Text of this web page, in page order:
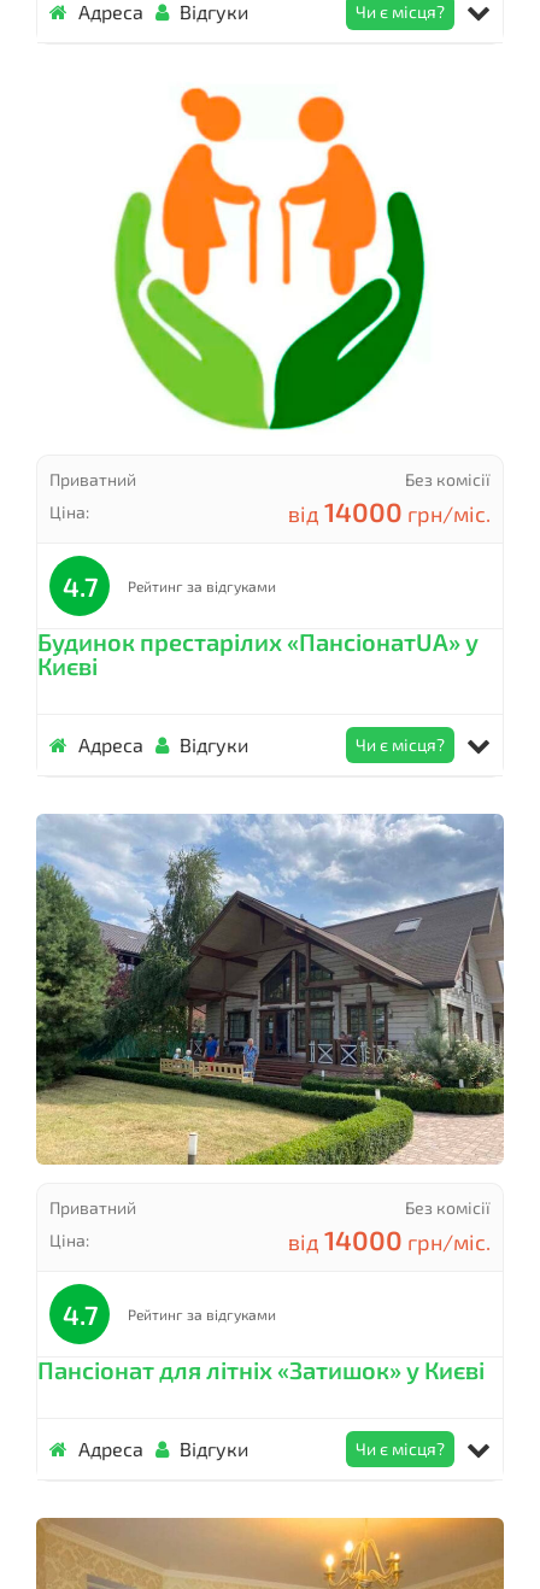
Адреса Відгуки Чи є місця?
Приватний
Без комісії
Ціна:
від 14000 грн/міс.
4.7 Рейтинг за відгуками
Будинок престарілих «ПансіонатUA» у
Києві
Адреса Відгуки Чи є місця?
Приватний
Без комісії
Ціна:
від 14000 грн/міс.
4.7 Рейтинг за відгуками
Пансіонат для літніх «Затишок» у Києві
Адреса Відгуки Чи є місця?